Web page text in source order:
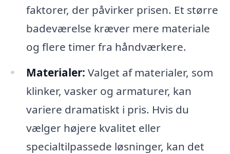
faktorer, der påvirker prisen. Et større
badeværelse kræver mere materiale
og flere timer fra håndværkere.
Materialer: Valget af materialer, som
klinker, vasker og armaturer, kan
variere dramatiskt i pris. Hvis du
vælger højere kvalitet eller
specialtilpassede løsninger, kan det